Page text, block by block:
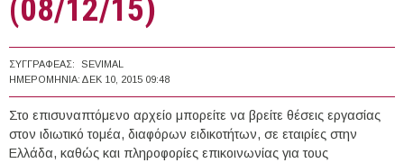
(08/12/15)
ΣΥΓΓΡΑΦΈΑΣ:
SEVIMAL
ΗΜΕΡΟΜΗΝΊΑ: ΔΕΚ 10, 2015 09:48
Στο επισυναπτόμενο αρχείο μπορείτε να βρείτε θέσεις εργασίας
στον ιδιωτικό τομέα, διαφόρων ειδικοτήτων, σε εταιρίες στην
Ελλάδα, καθώς και πληροφορίες επικοινωνίας για τους